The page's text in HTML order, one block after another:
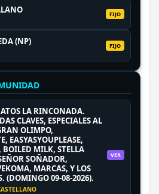
FIJO
(NP) FIJO
LA RINCONADA.
CLAVES, ESPECIALES AL
OLIMPO,
EASYASYOUPLEASE,
MILK, STELLA
SOÑADOR,
MARCAS, Y LOS
(DOMINGO 09-08-2026).
VER